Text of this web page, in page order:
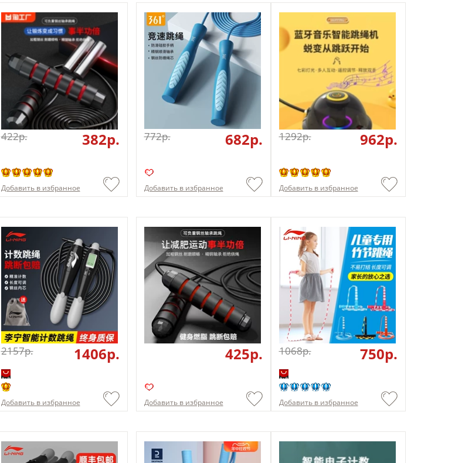
422p. 382p.
Добавить в избранное
772p. 682p.
Добавить в избранное
1292p. 962p.
Добавить в избранное
2157p. 1406p.
Добавить в избранное
425p.
Добавить в избранное
1068p. 750p.
Добавить в избранное